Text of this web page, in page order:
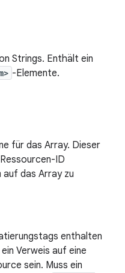
Strings. Enthält ein
-Elemente.
für das Array. Dieser
ID
das Array zu
enthalten
Verweis auf eine
sein. Muss ein